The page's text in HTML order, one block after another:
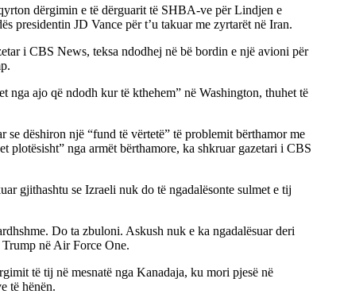
dërgimin e të dërguarit të SHBA-ve për Lindjen e
presidentin JD Vance për t’u takuar me zyrtarët në Iran.
i CBS News, teksa ndodhej në bë bordin e një avioni për
nga ajo që ndodh kur të kthehem” në Washington, thuhet të
se dëshiron një “fund të vërtetë” të problemit bërthamor me
plotësisht” nga armët bërthamore, ka shkruar gazetari i CBS
gjithashtu se Izraeli nuk do të ngadalësonte sulmet e tij
Do ta zbuloni. Askush nuk e ka ngadalësuar deri
në Air Force One.
të tij në mesnatë nga Kanadaja, ku mori pjesë në
të hënën.